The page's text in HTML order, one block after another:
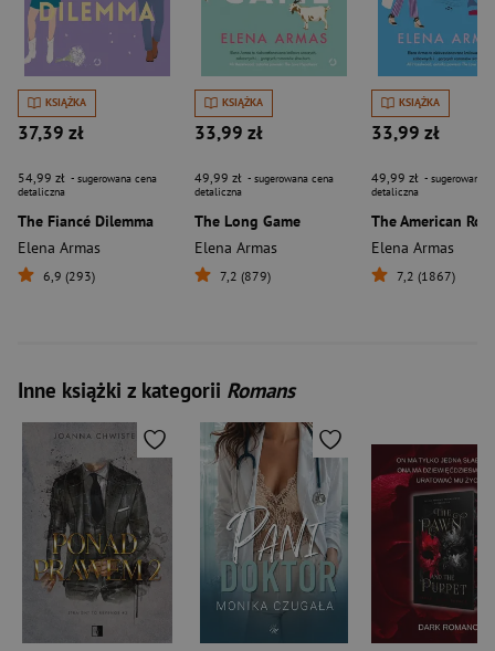
KSIĄŻKA
37,39 zł
54,99 zł - sugerowana cena
detaliczna
The Fiancé Dilemma
Elena Armas
6,9 (293)
KSIĄŻKA
33,99 zł
49,99 zł - sugerowana cena
detaliczna
The Long Game
Elena Armas
7,2 (879)
KSIĄŻKA
33,99 zł
49,99 zł - sugerowana
detaliczna
Elena Armas
7,2 (1867)
Inne książki z kategorii Romans